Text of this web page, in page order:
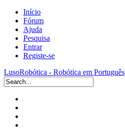
Início
Fórum
Ajuda
Pesquisa
Entrar
Registe-se
LusoRobótica - Robótica em Português